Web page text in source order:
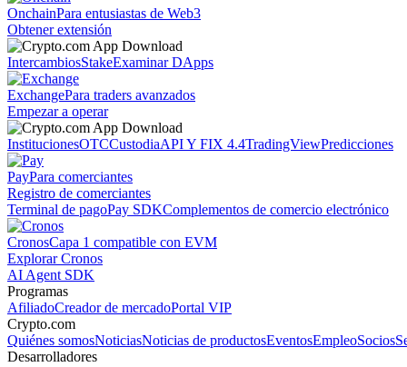
OnchainPara entusiastas de Web3
Obtener extensión
IntercambiosStakeExaminar DApps
ExchangePara traders avanzados
Empezar a operar
InstitucionesOTCCustodiaAPI Y FIX 4.4TradingViewPredicciones
PayPara comerciantes
Registro de comerciantes
Terminal de pagoPay SDKComplementos de comercio electrónico
CronosCapa 1 compatible con EVM
Explorar Cronos
AI Agent SDK
Programas
AfiliadoCreador de mercadoPortal VIP
Crypto.com
Quiénes somosNoticiasNoticias de productosEventosEmpleoSocios
Desarrolladores